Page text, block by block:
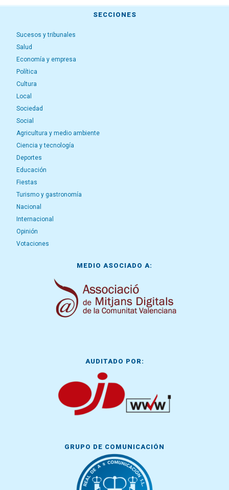
SECCIONES
Sucesos y tribunales
Salud
Economía y empresa
Política
Cultura
Local
Sociedad
Social
Agricultura y medio ambiente
Ciencia y tecnología
Deportes
Educación
Fiestas
Turismo y gastronomía
Nacional
Internacional
Opinión
Votaciones
MEDIO ASOCIADO A:
AUDITADO POR:
GRUPO DE COMUNICACIÓN